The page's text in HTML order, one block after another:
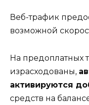
Веб-трафик
возможной
На предоплатных
израсходованы,
активируются
средств на